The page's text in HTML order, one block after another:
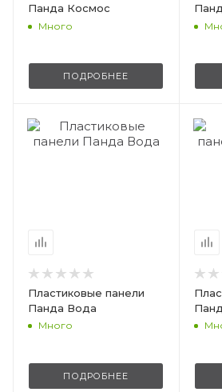
Панда Космос
Много
ПОДРОБНЕЕ
Пластиковые панели
Панда Вода
Много
ПОДРОБНЕЕ